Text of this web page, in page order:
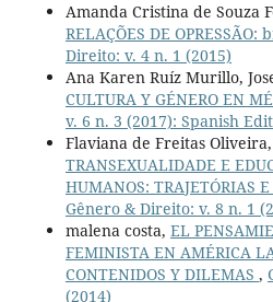
Amanda Cristina de Souza
RELAÇÕES DE
Direito: v. 4 n. 1 (2015)
Ana Karen Ruíz Murillo,
CULTURA Y GÉNERO EN
v. 6 n. 3 (2017): Spanish
Flaviana de Freitas
TRANSEXUALIDADE E
HUMANOS: TRAJETÓRIAS
Gênero & Direito: v. 8 n. 1
malena costa, EL
FEMINISTA EN AMÉRICA
CONTENIDOS Y DILEMAS ,
(2014)